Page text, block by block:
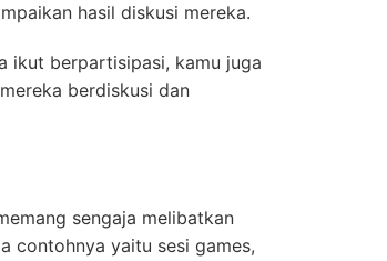
hasil diskusi mereka.
ikut berpartisipasi, kamu juga
berdiskusi dan
sengaja melibatkan
contohnya yaitu sesi games,